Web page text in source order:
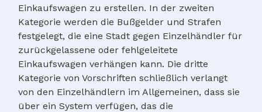
Einkaufswagen zu erstellen. In der zweiten
Kategorie werden die Bußgelder und Strafen
festgelegt, die eine Stadt gegen Einzelhändler für
zurückgelassene oder fehlgeleitete
Einkaufswagen verhängen kann. Die dritte
Kategorie von Vorschriften schließlich verlangt
von den Einzelhändlern im Allgemeinen, dass sie
über ein System verfügen, das die